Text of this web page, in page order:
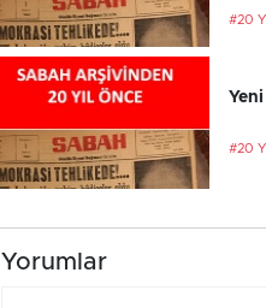
#20
#20
Yorumlar